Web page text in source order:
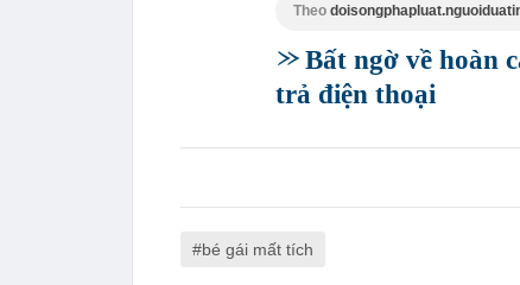
Theo
Bất ngờ về hoàn
trả điện thoại
bé gái mất tích